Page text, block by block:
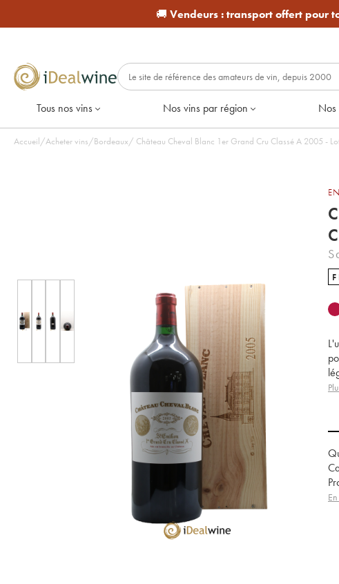
🚚 Vendeurs :transport offert pour
Tous nos vins Nos vins par région Nos
Accueil/Acheter vins/Bordeaux/ Château Cheval Blanc 1er Grand Cru Classé A 2005 -